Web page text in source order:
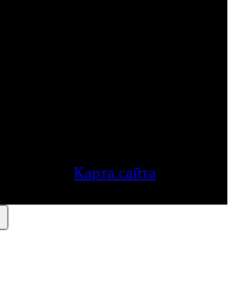
Карта сайта